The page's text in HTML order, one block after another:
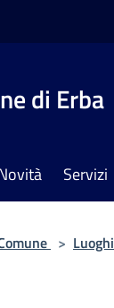
di Erba
Servizi
> Luoghi